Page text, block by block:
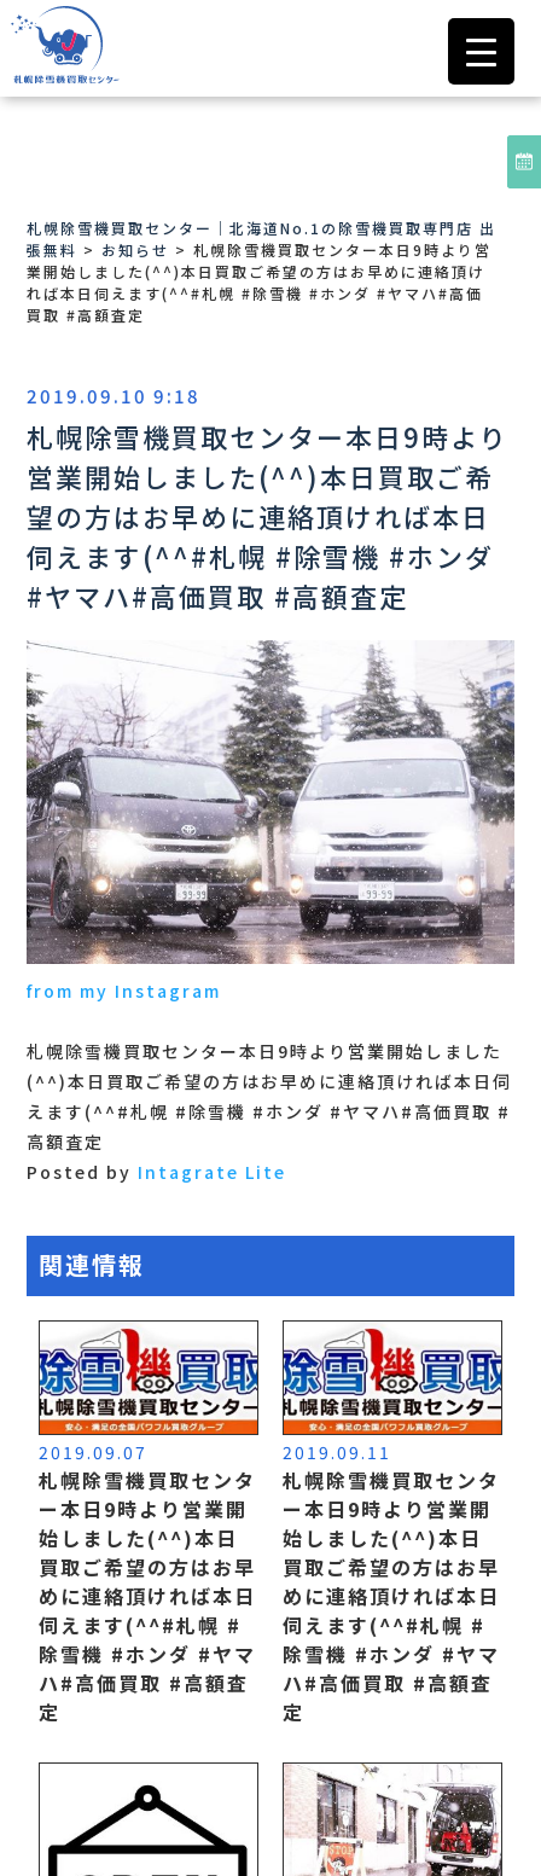
札幌除雪機買取センター｜北海道No.1の除雪機買取専門店 出
張無料 > お知らせ >札幌除雪機買取センター本日9時より営
業開始しました(^^) 本日買取ご希望の方はお早めに連絡頂け
れば本日伺えます(^^ #札幌 #除雪機 #ホンダ #ヤマハ #高価
買取 #高額査定
2019.09.10 9:18
札幌除雪機買取センター本日9時より
営業開始しました(^^) 本日買取ご希
望の方はお早めに連絡頂ければ本日
伺えます(^^ #札幌 #除雪機 #ホンダ
#ヤマハ #高価買取 #高額査定
from my Instagram
札幌除雪機買取センター本日9時より営業開始しました
(^^) 本日買取ご希望の方はお早めに連絡頂ければ本日伺
えます(^^ #札幌 #除雪機 #ホンダ #ヤマハ #高価買取 #
高額査定
Posted by Intagrate Lite
関連情報
2019.09.07
札幌除雪機買取センタ
ー本日9時より営業開
始しました(^^) 本日
買取ご希望の方はお早
めに連絡頂ければ本日
伺えます(^^ #札幌 #
除雪機 #ホンダ #ヤマ
ハ #高価買取 #高額査
定
2019.09.11
札幌除雪機買取センタ
ー本日9時より営業開
始しました(^^) 本日
買取ご希望の方はお早
めに連絡頂ければ本日
伺えます(^^ #札幌 #
除雪機 #ホンダ #ヤマ
ハ #高価買取 #高額査
定